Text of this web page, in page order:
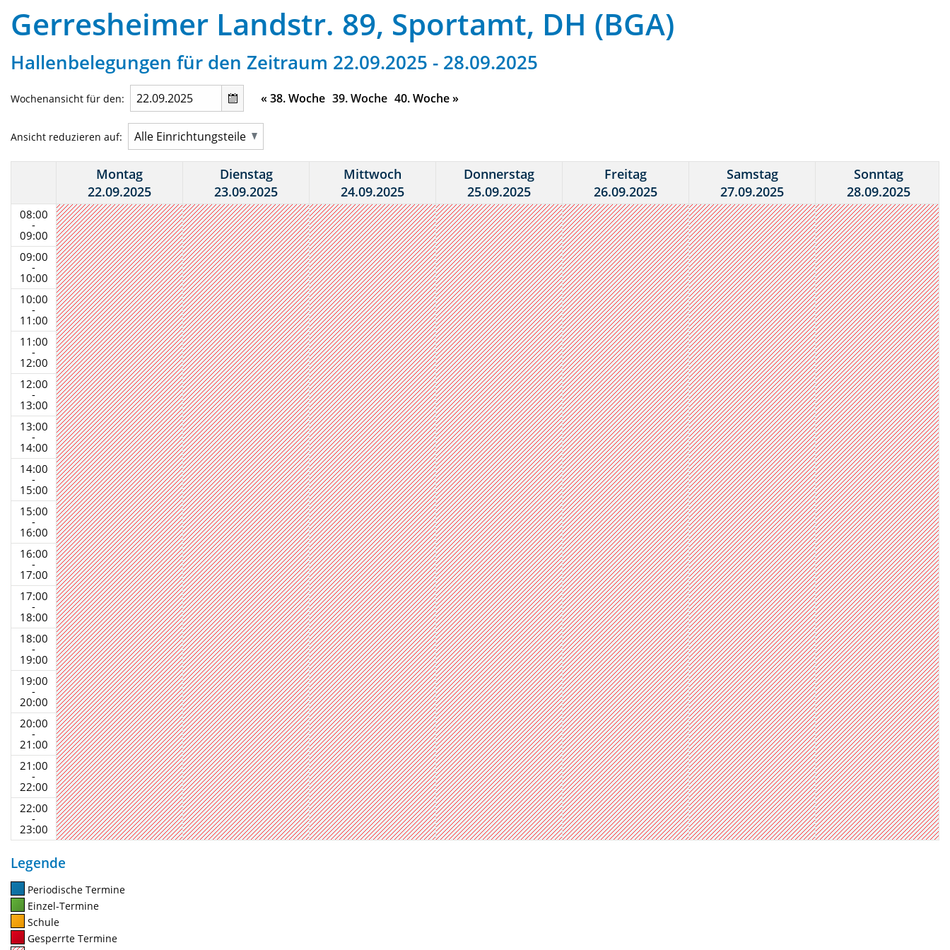
Gerresheimer Landstr. 89, Sportamt, DH (BGA)
Hallenbelegungen für den Zeitraum 22.09.2025 - 28.09.2025
Wochenansicht für den: « 38. Woche 39. Woche 40. Woche»
Ansicht reduzieren auf:
08:00
-
09:00
09:00
-
10:00
10:00
-
11:00
11:00
-
12:00
12:00
-
13:00
13:00
-
14:00
14:00
-
15:00
15:00
-
16:00
16:00
-
17:00
17:00
-
18:00
18:00
-
19:00
19:00
-
20:00
20:00
-
21:00
21:00
-
22:00
22:00
-
23:00
Montag
22.09.2025
Dienstag
23.09.2025
Mittwoch
24.09.2025
Donnerstag
25.09.2025
Freitag
26.09.2025
Samstag
27.09.2025
Sonntag
28.09.2025
Legende
Periodische Termine
Einzel-Termine
Schule
Gesperrte Termine